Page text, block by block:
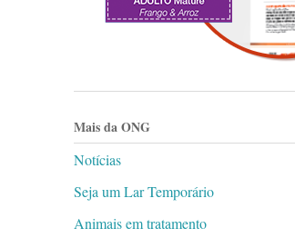
Mais da ONG
Notícias
Seja um Lar Temporário
Animais em tratamento